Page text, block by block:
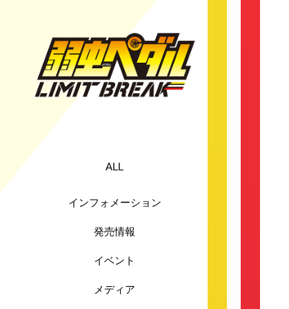
ALL
インフォメーション
発売情報
イベント
メディア